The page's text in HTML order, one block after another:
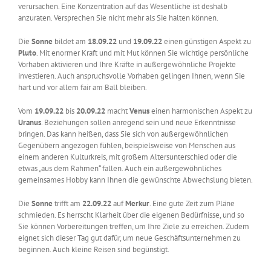
verursachen. Eine Konzentration auf das Wesentliche ist deshalb
anzuraten. Versprechen Sie nicht mehr als Sie halten können.
Die Sonne bildet am 18.09.22 und 19.09.22einen günstigen Aspekt zu
Pluto. Mit enormer Kraft und mit Mut können Sie wichtige persönliche
Vorhaben aktivieren und Ihre Kräfte in außergewöhnliche Projekte
investieren. Auch anspruchsvolle Vorhaben gelingen Ihnen, wenn Sie
hart und vor allem fair am Ball bleiben.
Vom 19.09.22 bis 20.09.22 machtVenuseinen harmonischen Aspekt zu
Uranus. Beziehungen sollen anregend sein und neue Erkenntnisse
bringen. Das kann heißen, dass Sie sich von außergewöhnlichen
Gegenübern angezogen fühlen, beispielsweise von Menschen aus
einem anderen Kulturkreis, mit großem Altersunterschied oder die
etwas „aus dem Rahmen“ fallen. Auch ein außergewöhnliches
gemeinsames Hobby kann Ihnen die gewünschte Abwechslung bieten.
Die Sonne trifft am 22.09.22aufMerkur. Eine gute Zeit zum Pläne
schmieden. Es herrscht Klarheit über die eigenen Bedürfnisse, und so
Sie können Vorbereitungen treffen, um Ihre Ziele zu erreichen. Zudem
eignet sich dieser Tag gut dafür, um neue Geschäftsunternehmen zu
beginnen. Auch kleine Reisen sind begünstigt.